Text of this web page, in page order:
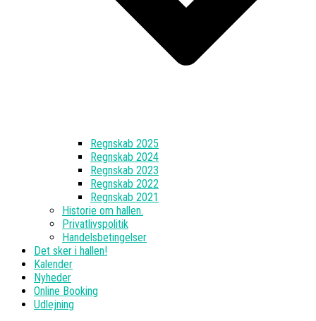
Regnskab 2025
Regnskab 2024
Regnskab 2023
Regnskab 2022
Regnskab 2021
Historie om hallen.
Privatlivspolitik
Handelsbetingelser
Det sker i hallen!
Kalender
Nyheder
Online Booking
Udlejning